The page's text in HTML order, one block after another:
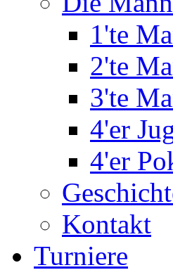
1'te
2'te
3'te
4'er
4'er
Kontakt
Turniere